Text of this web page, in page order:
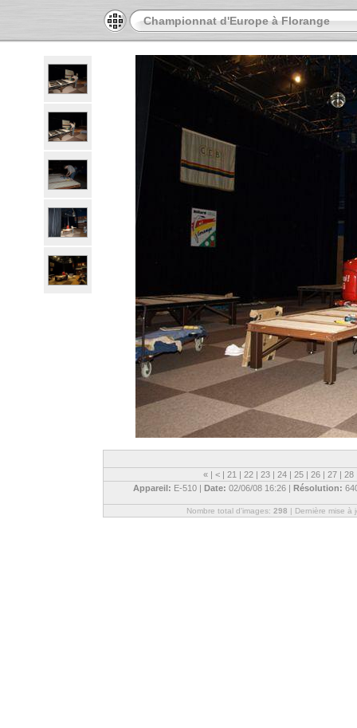
Championnat d'Europe à Florange
« | < | 21 | 22 | 23 | 24 | 25 | 26 | 27 | 28
Appareil: E-510 | Date: 02/06/08 16:26 | Résolution:
Nombre total d'images: 298 | Dernière mise à